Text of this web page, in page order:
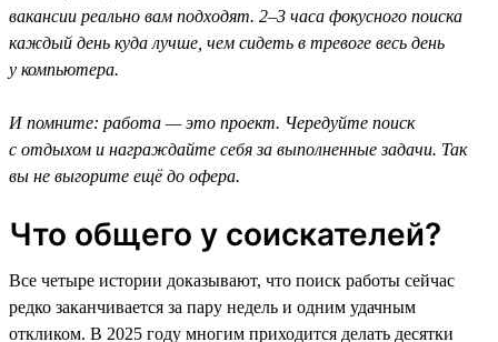
вакансии реально вам подходят. 2–3 часа фокусного поиска
каждый день куда лучше, чем сидеть в тревоге весь день
у компьютера.
И помните: работа — это проект. Чередуйте поиск
с отдыхом и награждайте себя за выполненные задачи. Так
вы не выгорите ещё до офера.
Что общего у соискателей?
Все четыре истории доказывают, что поиск работы сейчас
редко заканчивается за пару недель и одним удачным
откликом. В 2025 году многим приходится делать десятки